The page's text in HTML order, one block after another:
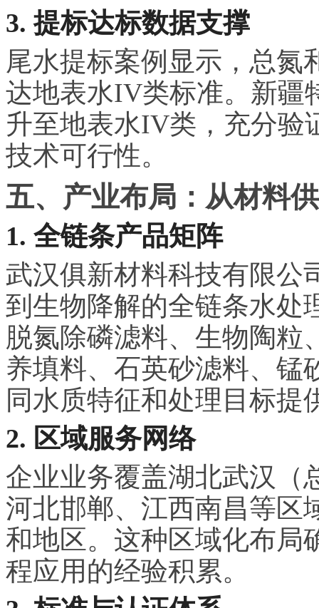
3. 提标达标数据支撑
尾水提标案例显示，总氮
达地表水IV类标准。新疆
升至地表水IV类，充分验
技术可行性。
五、产业布局：从材料
1. 全链条产品矩阵
武汉俱新材料科技有限公
到生物降解的全链条水处
脱氮除磷滤料、生物陶粒
养填料、石英砂滤料、锰
同水质特征和处理目标提
2. 区域服务网络
企业业务覆盖湖北武汉（
河北邯郸、江西南昌等区
和地区。这种区域化布局
程应用的经验积累。